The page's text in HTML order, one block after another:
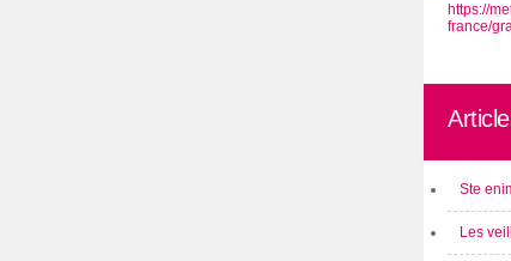
https://
france/
Ste
Les